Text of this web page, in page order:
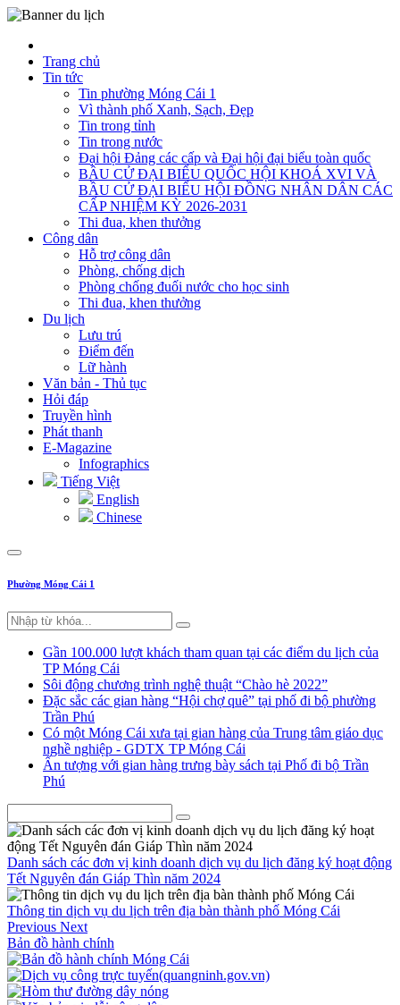
Trang chủ
Tin tức
Tin phường Móng Cái 1
Vì thành phố Xanh, Sạch, Đẹp
Tin trong tỉnh
Tin trong nước
Đại hội Đảng các cấp và Đại hội đại biểu toàn quốc
BẦU CỬ ĐẠI BIỂU QUỐC HỘI KHOÁ XVI VÀ
BẦU CỬ ĐẠI BIỂU HỘI ĐỒNG NHÂN DÂN CÁC
CẤP NHIỆM KỲ 2026-2031
Thi đua, khen thưởng
Công dân
Hỗ trợ công dân
Phòng, chống dịch
Phòng chống đuối nước cho học sinh
Thi đua, khen thưởng
Du lịch
Lưu trú
Điểm đến
Lữ hành
Văn bản - Thủ tục
Hỏi đáp
Truyền hình
Phát thanh
E-Magazine
Infographics
Tiếng Việt
English
Chinese
Phường Móng Cái 1
Gần 100.000 lượt khách tham quan tại các điểm du lịch của
TP Móng Cái
Sôi động chương trình nghệ thuật “Chào hè 2022”
Đặc sắc các gian hàng “Hội chợ quê” tại phố đi bộ phường
Trần Phú
Có một Móng Cái xưa tại gian hàng của Trung tâm giáo dục
nghề nghiệp - GDTX TP Móng Cái
Ấn tượng với gian hàng trưng bày sách tại Phố đi bộ Trần
Phú
Danh sách các đơn vị kinh doanh dịch vụ du lịch đăng ký hoạt động
Tết Nguyên đán Giáp Thìn năm 2024
Thông tin dịch vụ du lịch trên địa bàn thành phố Móng Cái
Previous Next
Bản đồ hành chính